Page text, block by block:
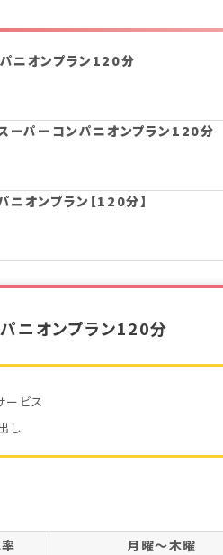
ニオンプラン120分
スーパーコンパニオンプラン120分
ニオンプラン【120分】
ニオンプラン120分
ビス
し
月曜～木曜